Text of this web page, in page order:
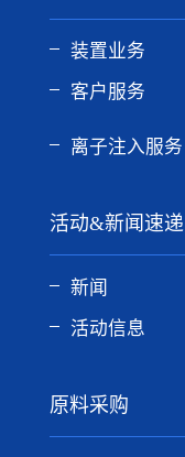
装置业务
客户服务
离子注入服务
活动&新闻速递
新闻
活动信息
原料采购